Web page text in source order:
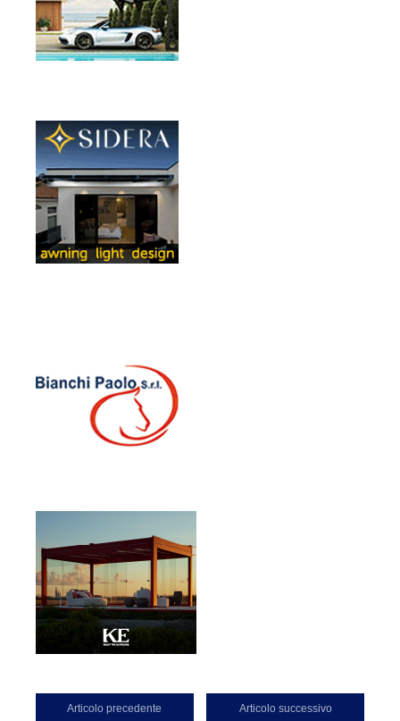
Articolo precedente Articolo successivo